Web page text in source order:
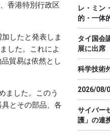
香港特別行政区
したと発表しま
した。これによ
貿易は依然とし
ました。このう
とその部品、各
レ・ミン
的・一体
タイ国会
展に出席
科学技術
2026/08/
サイバー
護」の連